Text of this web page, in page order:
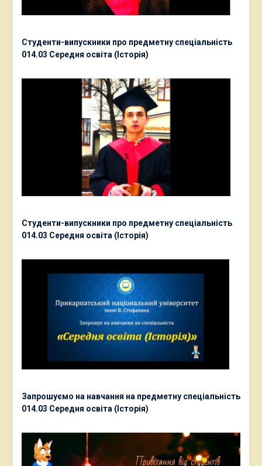
Студенти-випускники про предметну спеціальність
014.03 Середня освіта (Історія)
Студенти-випускники про предметну спеціальність
014.03 Середня освіта (Історія)
Запрошуємо на навчання на предметну спеціальність
014.03 Середня освіта (Історія)